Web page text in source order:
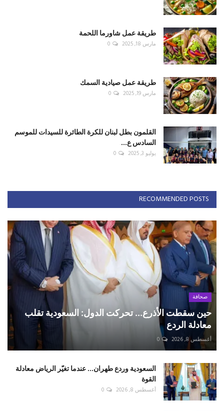
طريقة عمل شاورما اللحمة
مارس 18, 2025 0
طريقة عمل صيادية السمك
مارس 19, 2025 0
القلمون بطل لبنان للكرة الطائرة للسيدات للموسم
السادس ع...
يوليو 3, 2025 0
RECOMMENDED POSTS
صحافة
حين سقطت الأذرع... تحركت الدول: السعودية تقلب
معادلة الردع
أغسطس 8, 2026 0
السعودية وردع طهران... عندما تغيّر الرياض معادلة
القوة
أغسطس 8, 2026 0